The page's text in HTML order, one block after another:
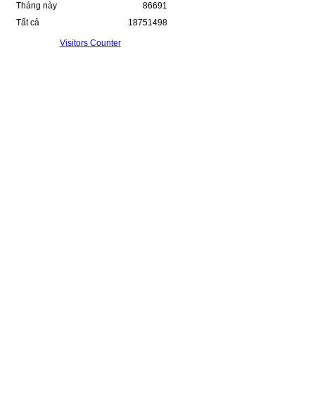
Tháng này
Tất cả
86691
18751498
Visitors Counter